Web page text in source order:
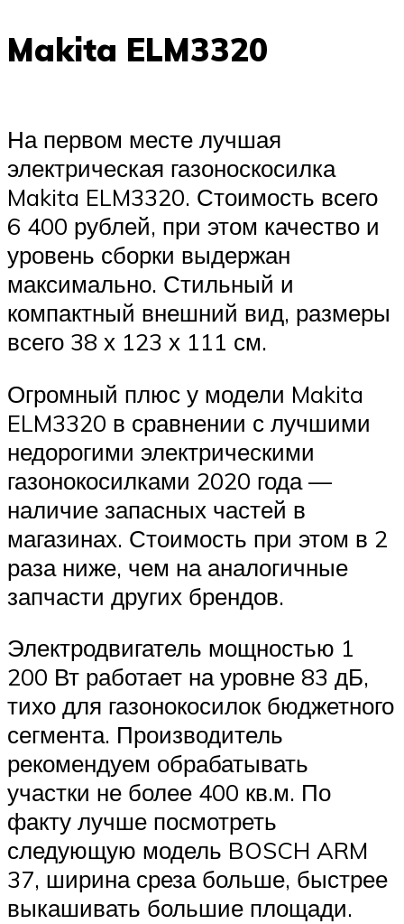
Makita ELM3320
На первом месте лучшая
электрическая газоноскосилка
Makita ELM3320. Стоимость всего
6 400 рублей, при этом качество и
уровень сборки выдержан
максимально. Стильный и
компактный внешний вид, размеры
всего 38 х 123 х 111 см.
Огромный плюс у модели Makita
ELM3320 в сравнении с лучшими
недорогими электрическими
газонокосилками 2020 года —
наличие запасных частей в
магазинах. Стоимость при этом в 2
раза ниже, чем на аналогичные
запчасти других брендов.
Электродвигатель мощностью 1
200 Вт работает на уровне 83 дБ,
тихо для газонокосилок бюджетного
сегмента. Производитель
рекомендуем обрабатывать
участки не более 400 кв.м. По
факту лучше посмотреть
следующую модель BOSCH ARM
37, ширина среза больше, быстрее
выкашивать большие площади.